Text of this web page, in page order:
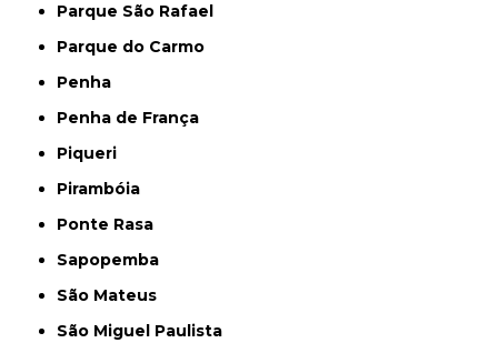
Parque São Rafael
Parque do Carmo
Penha
Penha de França
Piqueri
Pirambóia
Ponte Rasa
Sapopemba
São Mateus
São Miguel Paulista